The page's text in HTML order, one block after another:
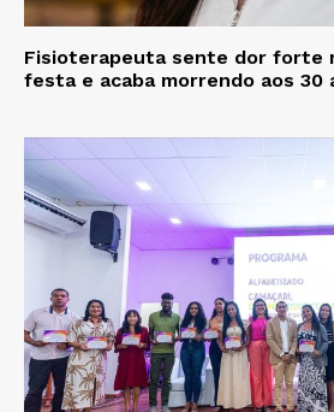
Fisioterapeuta sente dor forte
festa e acaba morrendo aos 30